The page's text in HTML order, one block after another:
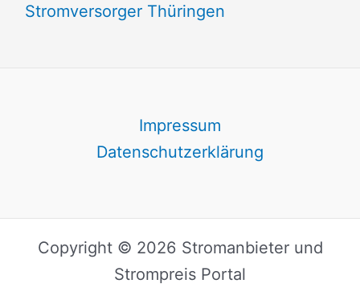
Stromversorger Thüringen
Impressum
Datenschutzerklärung
Copyright © 2026 Stromanbieter und
Strompreis Portal